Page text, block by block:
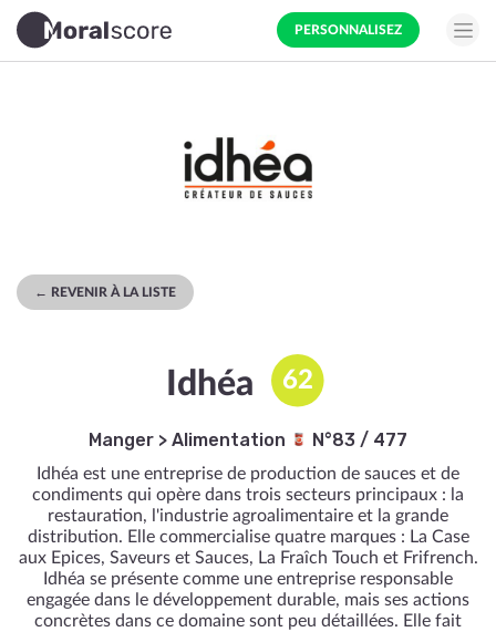
PERSONNALISEZ
← REVENIR À LA LISTE
Idhéa 62
Manger > Alimentation N°83 / 477
Idhéa est une entreprise de production de sauces et de
condiments qui opère dans trois secteurs principaux : la
restauration, l'industrie agroalimentaire et la grande
distribution. Elle commercialise quatre marques : La Case
aux Epices, Saveurs et Sauces, La Fraîch Touch et Frifrench.
Idhéa se présente comme une entreprise responsable
engagée dans le développement durable, mais ses actions
concrètes dans ce domaine sont peu détaillées. Elle fait